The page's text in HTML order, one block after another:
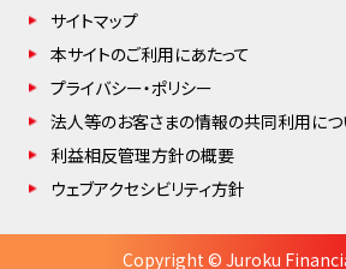
サイトマップ
本サイトのご利用にあたって
プライバシー・ポリシー
法人等のお客さまの情報の共同利用につ
利益相反管理方針の概要
ウェブアクセシビリティ方針
Copyright © Juroku